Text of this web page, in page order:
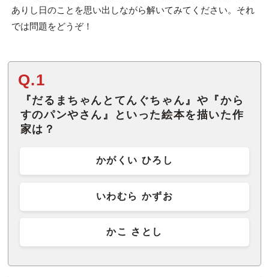
ありし日のことを思い出しながら解いてみてください。それ
では問題をどうぞ！
Q.1
『だるまちゃんとてんぐちゃん』や『から
すのパンやさん』といった絵本を描いた作
家は？
かがくい ひろし
いわむら かずお
かこ さとし